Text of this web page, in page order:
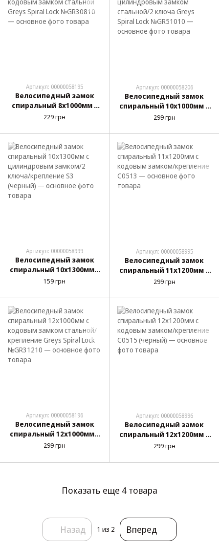
Артикул: 00000058195
Велосипедный замок
спиральный 8х1000мм с
кодовым замком
Lock №GR30810
229 грн
Артикул: 00000058206
Велосипедный замок
спиральный 10х1000мм с
цилиндровым замком
Spiral Lock №GR51010
299 грн
Артикул: 00000058999
Велосипедный замок
спиральный 10х1300мм с
цилиндровым замком/2
(черный)
159 грн
Артикул: 00000058995
Велосипедный замок
спиральный 11х1200мм с
кодовым замком/
299 грн
Артикул: 00000058196
Велосипедный замок
спиральный 12х1000мм с
кодовым замком
Greys Spiral Lock
299 грн
Артикул: 00000058996
Велосипедный замок
спиральный 12х1200мм с
кодовым замком/
(черный)
299 грн
Показать еще 4 товара
Назад 1 из 2 Вперед